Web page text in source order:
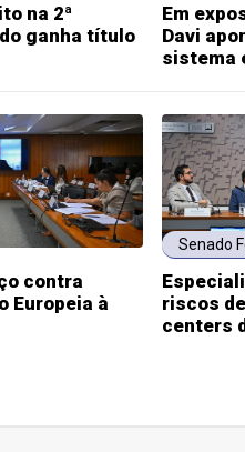
na 2ª
ganha título
Em
Davi
sistema
contra
Europeia à
Senado
riscos
centers